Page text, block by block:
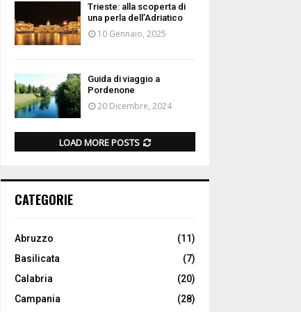
Trieste: alla scoperta di
una perla dell’Adriatico
10 Gennaio, 2025
Guida di viaggio a
Pordenone
20 Dicembre, 2024
LOAD MORE POSTS
CATEGORIE
Abruzzo
(11)
Basilicata
(7)
Calabria
(20)
Campania
(28)